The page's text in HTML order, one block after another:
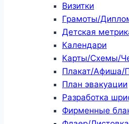
Визитки
Грамоты/
Детская
Календари
Карты/Схемы/
Плакат/Афиша/
План эвакуации
Разработка
Фирменные